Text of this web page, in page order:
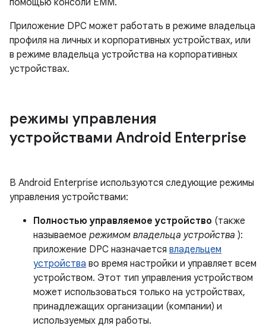
помощью консоли EMM.
Приложение DPC может работать в режиме владельца
профиля на личных и корпоративных устройствах, или
в режиме владельца устройства на корпоративных
устройствах.
режимы управления
устройствами Android Enterprise
В Android Enterprise используются следующие режимы
управления устройствами:
Полностью управляемое устройство (также
называемое режимом владельца устройства ):
приложение DPC назначается владельцем
устройства во время настройки и управляет всем
устройством. Этот тип управления устройством
может использоваться только на устройствах,
принадлежащих организации (компании) и
используемых для работы.